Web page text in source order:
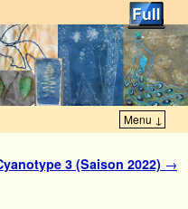
Menu ↓
3 (Saison 2022) →